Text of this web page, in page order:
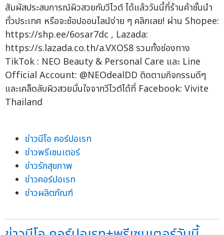
สัมผัสประสบการณ์ผิวสวยกับวีไวต์ ได้แล้ววันนี้ที่ร้านค้าชั้นนำ
ทั่วประเทศ หรือจะช้อปออนไลน์ง่าย ๆ คลิกเลย! ผ่าน Shopee:
https://shp.ee/6osar7dc , Lazada:
https://s.lazada.co.th/a.VXOS8 รวมทั้งช่องทาง
TikTok : NEO Beauty & Personal Care และ Line
Official Account: @NEOdealDD ติดตามกิจกรรมดีๆ
และเคล็ดลับผิวสวยมั่นใจจากวีไวต์ได้ที่ Facebook: Vivite
Thailand
ข่าวนีโอ คอร์ปอเรท
ข่าวพรีเซนเตอร์
ข่าวรักสุขภาพ
ข่าวคอร์ปอเรท
ข่าวผลิตภัณฑ์